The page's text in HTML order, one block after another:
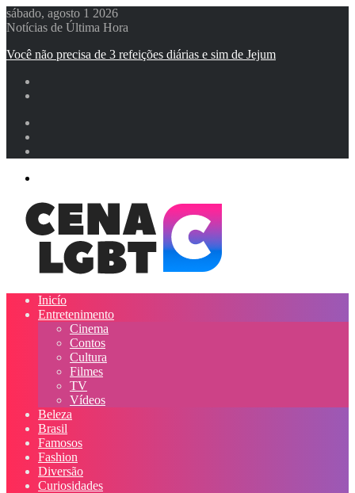
sábado, agosto 1 2026
Notícias de Última Hora
Você não precisa de 3 refeições diárias e sim de Jejum
Inicío
Entretenimento
Cinema
Contos
Cultura
Filmes
TV
Vídeos
Beleza
Brasil
Famosos
Fashion
Diversão
Curiosidades